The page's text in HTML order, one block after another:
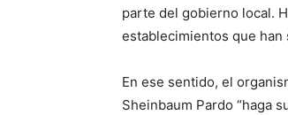
parte del gobierno local.
establecimientos que han
En ese sentido, el
Sheinbaum Pardo “haga